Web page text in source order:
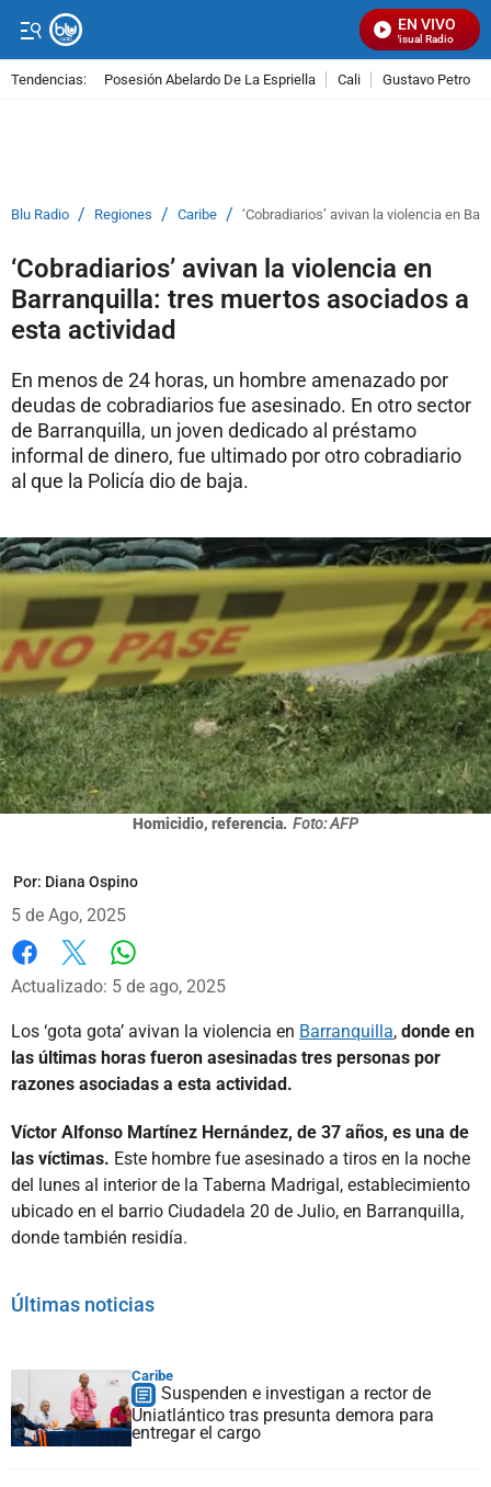
EN VIVO
Señal Visual Radio
Tendencias: Posesión Abelardo De La Espriella Cali Gustavo Petro
Blu Radio / Regiones / Caribe / ‘Cobradiarios’ avivan la violencia en
‘Cobradiarios’ avivan la violencia en
Barranquilla: tres muertos asociados a
esta actividad
En menos de 24 horas, un hombre amenazado por
deudas de cobradiarios fue asesinado. En otro sector
de Barranquilla, un joven dedicado al préstamo
informal de dinero, fue ultimado por otro cobradiario
al que la Policía dio de baja.
Homicidio, referencia. Foto: AFP
Por: Diana Ospino
5 de Ago, 2025
Facebook
X
Actualizado: 5 de ago, 2025
Los ‘gota gota’ avivan la violencia en Barranquilla, donde en
las últimas horas fueron asesinadas tres personas por
razones asociadas a esta actividad.
Víctor Alfonso Martínez Hernández, de 37 años, es una de
las víctimas. Este hombre fue asesinado a tiros en la noche
del lunes al interior de la Taberna Madrigal, establecimiento
ubicado en el barrio Ciudadela 20 de Julio, en Barranquilla,
donde también residía.
Últimas noticias
Caribe
Suspenden e investigan a rector de
Uniatlántico tras presunta demora para
entregar el cargo